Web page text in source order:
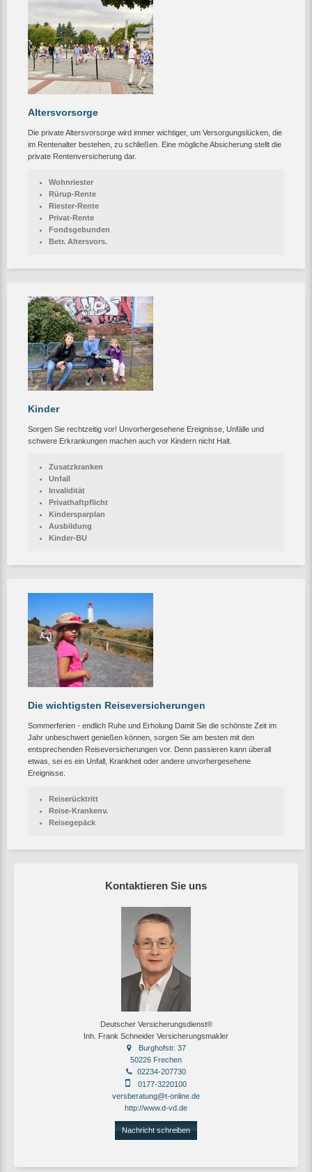
Kontaktieren Sie uns
Deutscher Versicherungsdienst®
Inh. Frank Schneider Versicherungsmakler
Burghofstr. 37
50226 Frechen
02234-207730
0177-3220100
versberatung@t-online.de
http://www.d-vd.de
Nachricht schreiben
Altersvorsorge
Die private Altersvorsorge wird immer wichtiger, um Versorgungslücken, die
im Rentenalter bestehen, zu schließen. Eine mögliche Absicherung stellt die
private Rentenversicherung dar.
Wohnriester
Rürup-Rente
Riester-Rente
Privat-Rente
Fondsgebunden
Betr. Altersvors.
Kinder
Sorgen Sie rechtzeitig vor! Unvorhergesehene Ereignisse, Unfälle und
schwere Erkrankungen machen auch vor Kindern nicht Halt.
Zusatzkranken
Unfall
Invalidität
Privathaftpflicht
Kindersparplan
Ausbildung
Kinder-BU
Die wichtigsten Reiseversicherungen
Sommerferien - endlich Ruhe und Erholung Damit Sie die schönste Zeit im
Jahr unbeschwert genießen können, sorgen Sie am besten mit den
entsprechenden Reiseversicherungen vor. Denn passieren kann überall
etwas, sei es ein Unfall, Krankheit oder andere unvorhergesehene
Ereignisse.
Reiserücktritt
Reise-Krankenv.
Reisegepäck